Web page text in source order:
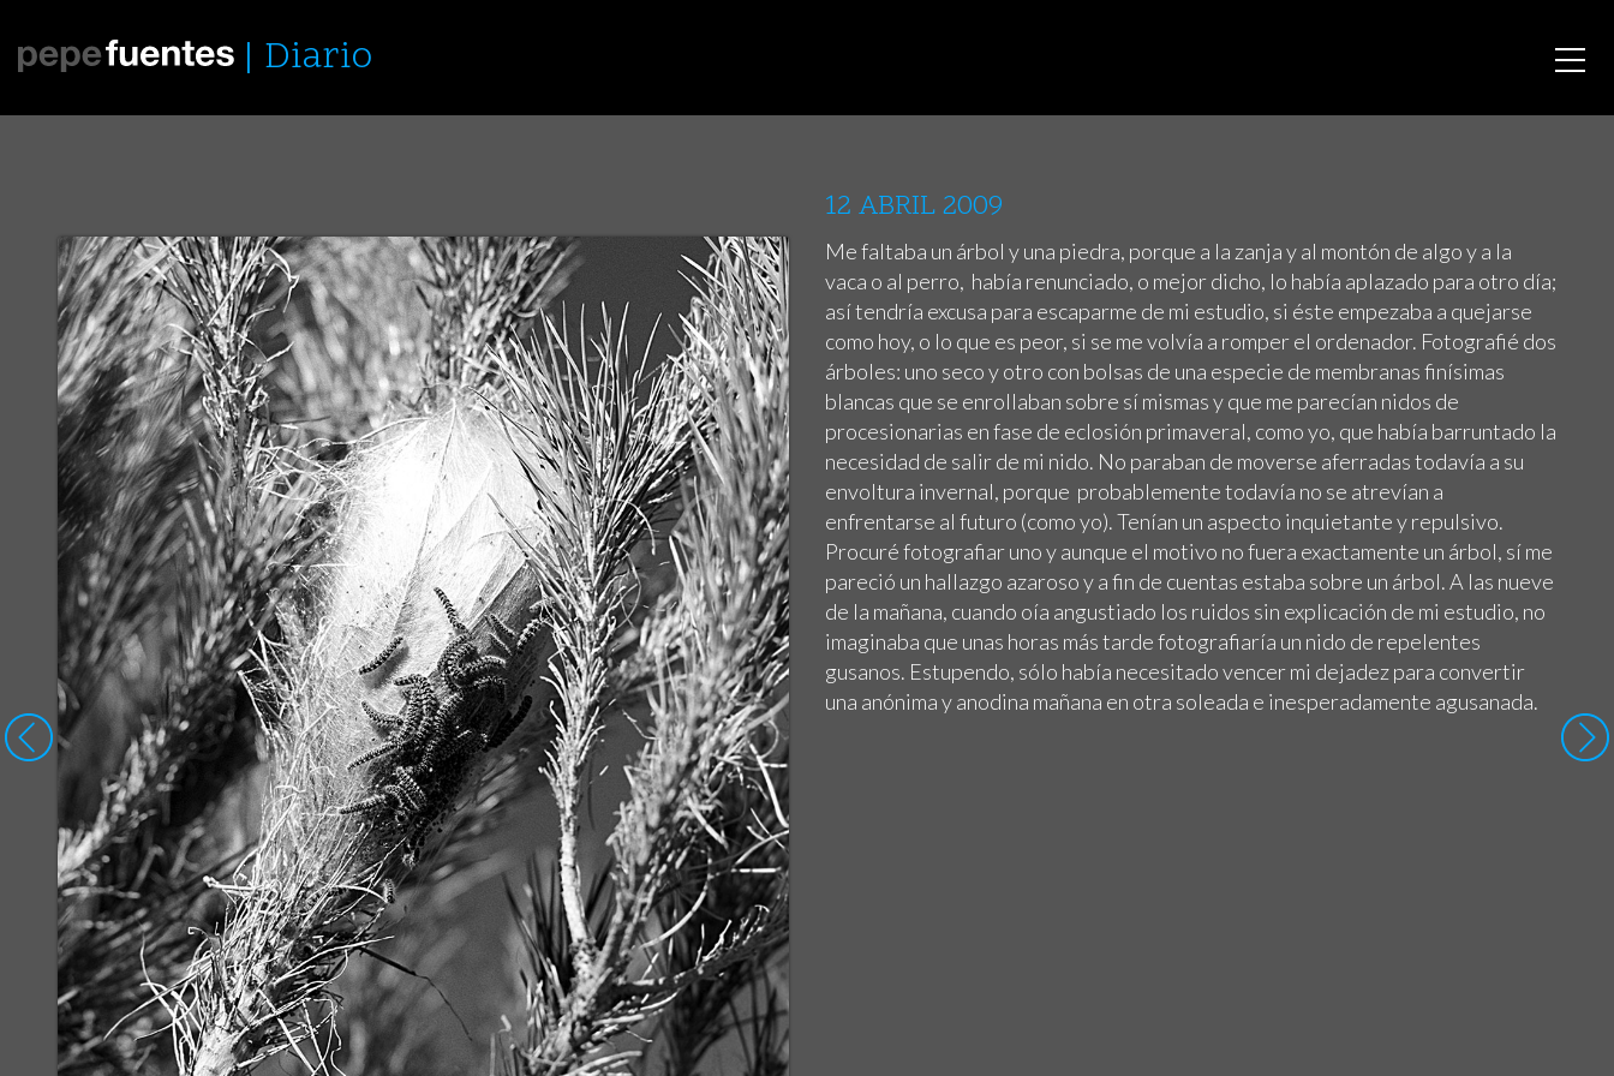
Diario
12 ABRIL 2009
Me faltaba un árbol y una piedra, porque a la zanja y al montón de algo y a la
vaca o al perro, había renunciado, o mejor dicho, lo había aplazado para otro día;
así tendría excusa para escaparme de mi estudio, si éste empezaba a quejarse
como hoy, o lo que es peor, si se me volvía a romper el ordenador. Fotografié dos
árboles: uno seco y otro con bolsas de una especie de membranas finísimas
blancas que se enrollaban sobre sí mismas y que me parecían nidos de
procesionarias en fase de eclosión primaveral, como yo, que había barruntado la
necesidad de salir de mi nido. No paraban de moverse aferradas todavía a su
envoltura invernal, porque probablemente todavía no se atrevían a
enfrentarse al futuro (como yo). Tenían un aspecto inquietante y repulsivo.
Procuré fotografiar uno y aunque el motivo no fuera exactamente un árbol, sí me
pareció un hallazgo azaroso y a fin de cuentas estaba sobre un árbol. A las nueve
de la mañana, cuando oía angustiado los ruidos sin explicación de mi estudio, no
imaginaba que unas horas más tarde fotografiaría un nido de repelentes
gusanos. Estupendo, sólo había necesitado vencer mi dejadez para convertir
una anónima y anodina mañana en otra soleada e inesperadamente agusanada.